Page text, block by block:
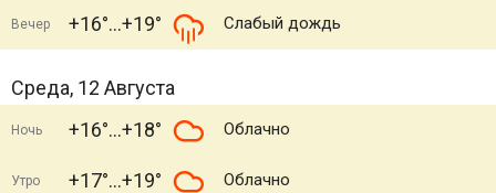
Вечер +16° +19° Слабый дождь
Среда, 12 Августа
Ночь +16° +18° Облачно
Утро +17° +19° Облачно